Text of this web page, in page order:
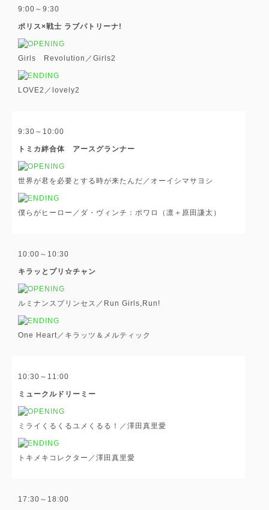
9:00～9:30
ポリス×戦士 ラブパトリーナ!
Girls Revolution／Girls2
LOVE2／lovely2
9:30～10:00
トミカ絆合体 アースグランナー
世界が君を必要とする時が来たんだ／オーイシマサヨシ
僕らがヒーロー／ダ・ヴィンチ：ポワロ（凛＋原田謙太）
10:00～10:30
キラッとプリ☆チャン
ルミナンスプリンセス／Run Girls,Run!
One Heart／キラッツ＆メルティック
10:30～11:00
ミュークルドリーミー
ミライくるくるユメくるる！／澤田真里愛
トキメキコレクター／澤田真里愛
17:30～18:00